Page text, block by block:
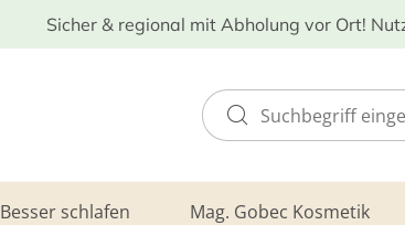
Sicher & regional mit Abholung vor Ort!
Besser schlafen Mag. Gobec Kosmetik